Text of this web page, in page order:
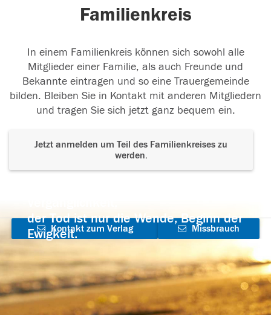
Familienkreis
In einem Familienkreis können sich sowohl alle
Mitglieder einer Familie, als auch Freunde und
Bekannte eintragen und so eine Trauergemeinde
bilden. Bleiben Sie in Kontakt mit anderen Mitgliedern
und tragen Sie sich jetzt ganz bequem ein.
Jetzt anmelden um Teil des Familienkreises zu
werden.
der Tod ist nur die Wende, Beginn der
Ewigkeit.
Kontakt zum Verlag
aufnehmen
Missbrauch